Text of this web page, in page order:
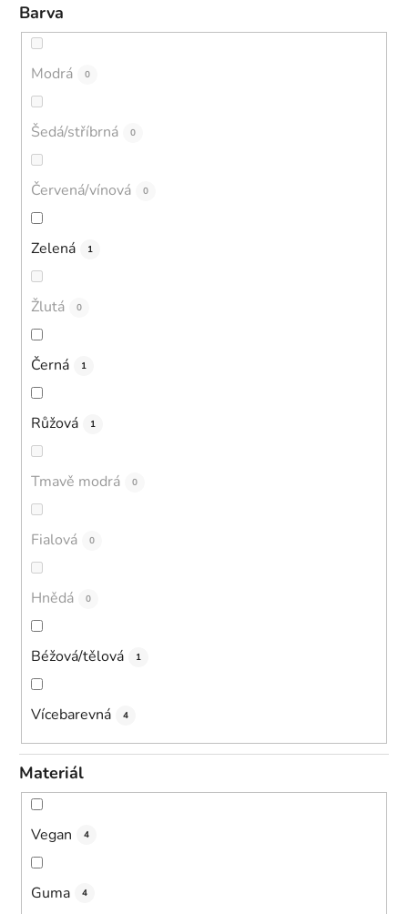
Barva
Modrá 0
Šedá/stříbrná 0
Červená/vínová 0
Zelená 1
Žlutá 0
Černá 1
Růžová 1
Tmavě modrá 0
Fialová 0
Hnědá 0
Béžová/tělová 1
Vícebarevná 4
Materiál
Vegan 4
Guma 4